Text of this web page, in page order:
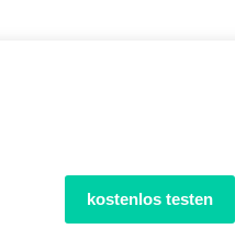
kostenlos testen